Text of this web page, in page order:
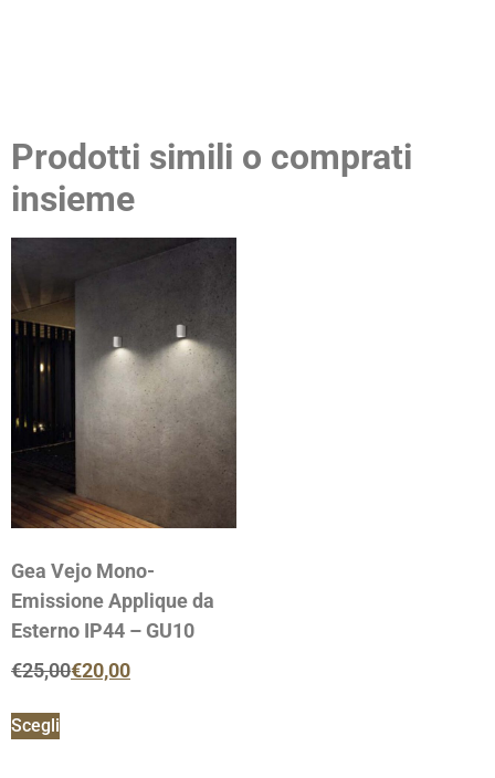
Prodotti simili o comprati
insieme
Gea Vejo Mono-
Emissione Applique da
Esterno IP44 – GU10
€25,00€20,00
Scegli